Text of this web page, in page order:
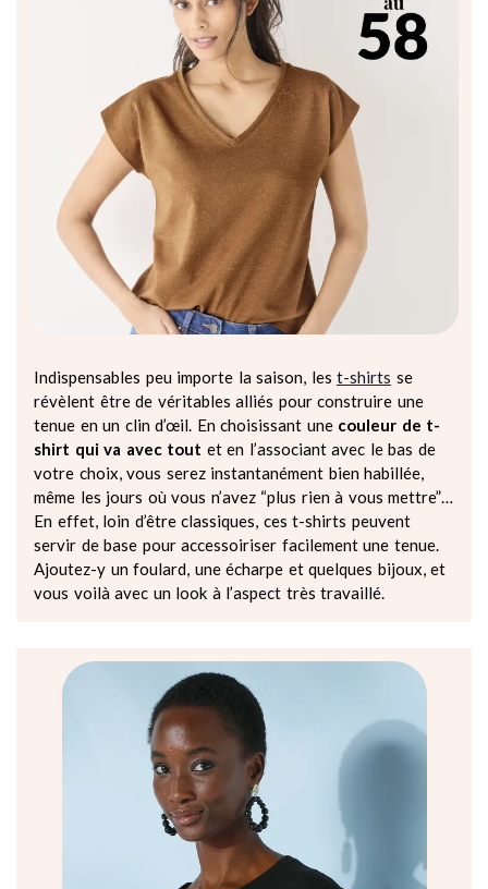
Indispensables peu importe la saison, les t-shirts se
révèlent être de véritables alliés pour construire une
tenue en un clin d’œil. En choisissant une couleur de t-
shirt qui va avec tout et en l’associant avec le bas de
votre choix, vous serez instantanément bien habillée,
même les jours où vous n’avez “plus rien à vous mettre”…
En effet, loin d’être classiques, ces t-shirts peuvent
servir de base pour accessoiriser facilement une tenue.
Ajoutez-y un foulard, une écharpe et quelques bijoux, et
vous voilà avec un look à l’aspect très travaillé.